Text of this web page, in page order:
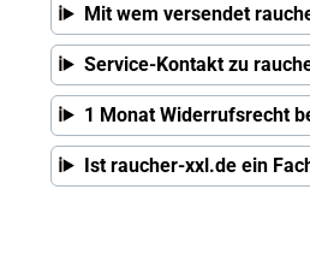
Mit wem versendet
Service-Kontakt zu
1 Monat Widerrufsrecht
Ist raucher-xxl.de ein